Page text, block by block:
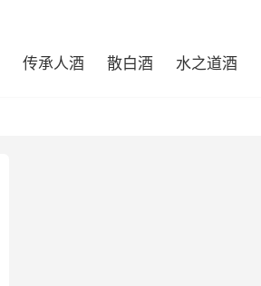
传承人酒 散白酒 水之道酒